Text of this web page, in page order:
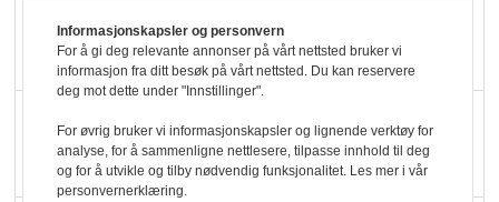
Økologisk Norge sin
hederspris
Blir enklere å velge
økologisk i butikkhylla
Informasjonskapsler og personvern
For å gi deg relevante annonser på vårt nettsted bruker vi
informasjon fra ditt besøk på vårt nettsted. Du kan reservere
deg mot dette under "Innstillinger".
For øvrig bruker vi informasjonskapsler og lignende verktøy for
analyse, for å sammenligne nettlesere, tilpasse innhold til deg
og for å utvikle og tilby nødvendig funksjonalitet. Les mer i vår
personvernerklæring.